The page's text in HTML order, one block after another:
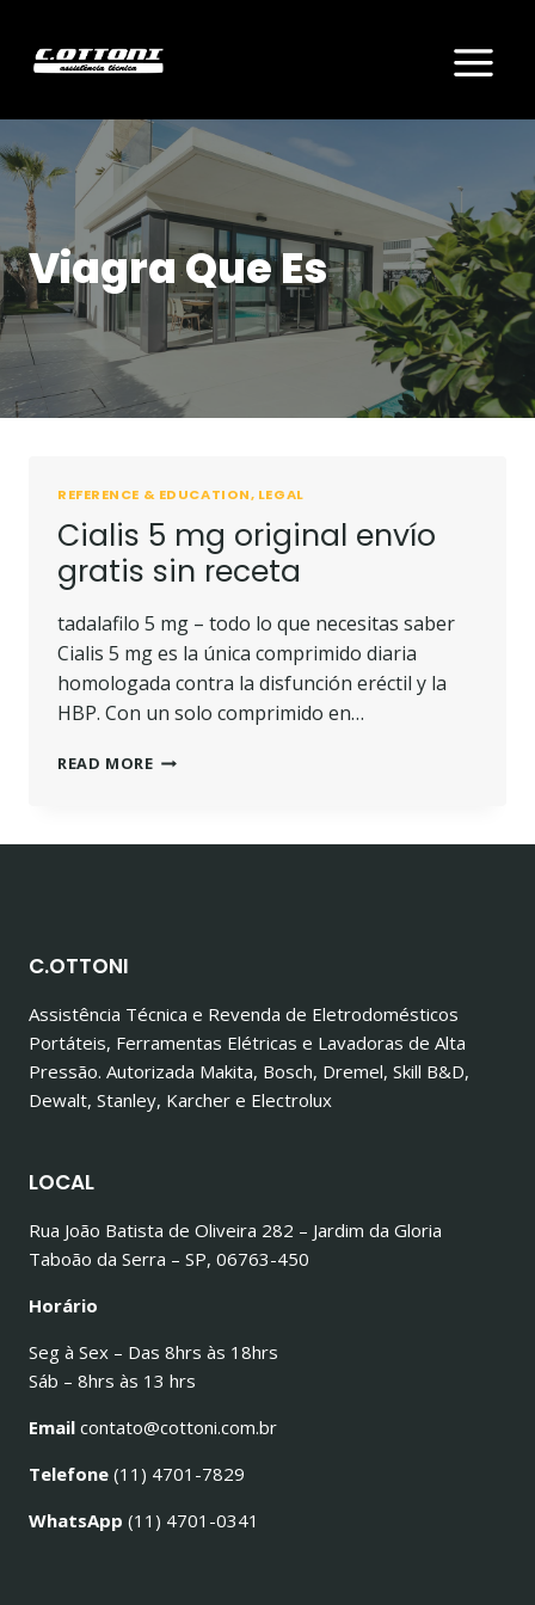
content
Viagra Que Es
REFERENCE & EDUCATION, LEGAL
Cialis 5 mg original envío
gratis sin receta
tadalafilo 5 mg – todo lo que necesitas saber
Cialis 5 mg es la única comprimido diaria
homologada contra la disfunción eréctil y la
HBP. Con un solo comprimido en…
READ MORECIALIS
C.OTTONI
Assistência Técnica e Revenda de Eletrodomésticos
Portáteis, Ferramentas Elétricas e Lavadoras de Alta
Pressão. Autorizada Makita, Bosch, Dremel, Skill B&D,
Dewalt, Stanley, Karcher e Electrolux
LOCAL
Rua João Batista de Oliveira 282 – Jardim da Gloria
Taboão da Serra – SP, 06763-450
Horário
Seg à Sex – Das 8hrs às 18hrs
Sáb – 8hrs às 13 hrs
Email contato@cottoni.com.br
Telefone (11) 4701-7829
WhatsApp (11) 4701-0341